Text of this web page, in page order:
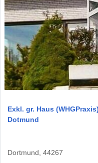
Exkl. gr. Haus
Dotmund
Dortmund, 44267